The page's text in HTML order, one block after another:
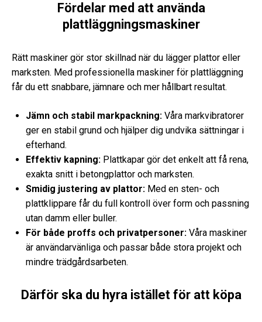
Fördelar med att använda
plattläggningsmaskiner
Rätt maskiner gör stor skillnad när du lägger plattor eller
marksten. Med professionella maskiner för plattläggning
får du ett snabbare, jämnare och mer hållbart resultat.
Jämn och stabil markpackning: Våra markvibratorer
ger en stabil grund och hjälper dig undvika sättningar i
efterhand.
Effektiv kapning: Plattkapar gör det enkelt att få rena,
exakta snitt i betongplattor och marksten.
Smidig justering av plattor: Med en sten- och
plattklippare får du full kontroll över form och passning
utan damm eller buller.
För både proffs och privatpersoner: Våra maskiner
är användarvänliga och passar både stora projekt och
mindre trädgårdsarbeten.
Därför ska du hyra istället för att köpa